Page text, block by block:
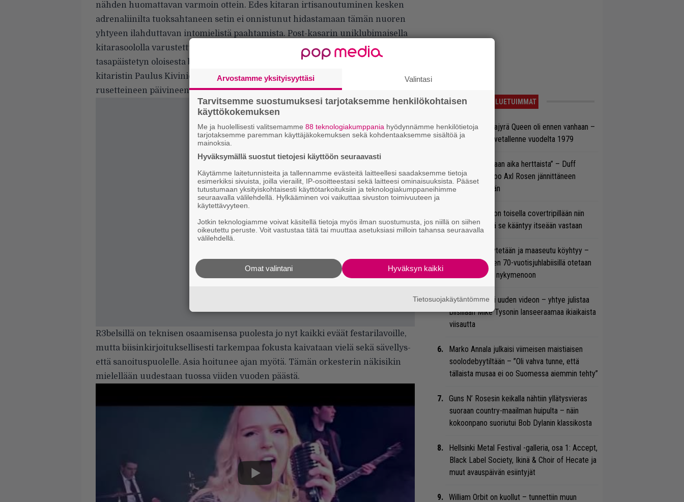
nähden huomattavan varmoin ottein. Edes kitaran irtisanoutuminen kesken
adrenaliinilta tuoksahtaneen setin ei onnistunut hidastamaan tämän nuoren
yhtyeen ilahduttavan intomielistä paahtamista. Post-kasarin uniklubimaisella
kitarasoololla varustettu sinkkubiisi
erottui edukseen muuten hieman
tasapäistetyn oloisesta biisikatraasta. Hilpeyttä herättivät yhtyeen kahden
kitaristin Paulus Kiviniemen ja Jarno Ketolan vastaväriteemaiset asuvalinnat
rusetteineen päivineen.
R3belsillä on teknisen osaamisensa puolesta jo nyt kaikki eväät festarilavoille,
mutta biisinkirjoituksellisesti tarkempaa fokusta kaivataan vielä sekä sävellys-
että sanoituspuolelle. Asia hoitunee ajan myötä. Tämän orkesterin näkisikin
mielellään uudestaan tuossa viiden vuoden päästä.
LUETUIMMAT
Tällainen keikkajyrä Queen oli ennen vanhaan –
katso tulinen livetallenne vuodelta 1979
”Se oli oikeastaan aika herttaista” – Duff
McKagan kertoo Axl Rosen jännittäneen
AC/DC-pestiään
Arvio: Saimaa on toisella covertripillään niin
suvereeni, että se kääntyy itseään vastaan
Työläisiä kyykytetään ja maaseutu köyhtyy –
Tumppi Varosen 70-vuotisjuhlabiisillä otetaan
tiukasti kantaa nykymenoon
Anthrax julkaisi uuden videon – yhtye julistaa
biisillään Mike Tysonin lanseeraamaa ikiaikaista
viisautta
Marko Annala julkaisi viimeisen maistiaisen
soolodebyytiltään – ”Oli vahva tunne, että
tällaista musaa ei oo Suomessa aiemmin tehty”
Guns N’ Rosesin keikalla nähtiin yllätysvieras
suoraan country-maailman huipulta – näin
kokoonpano suoriutui Bob Dylanin klassikosta
Hellsinki Metal Festival -galleria, osa 1: Accept,
Black Label Society, Ikinä & Choir of Hecate ja
muut avauspäivän esiintyjät
William Orbit on kuollut – tunnettiin muun
Arvostamme yksityisyyttäsi Valintasi
Tarvitsemme suostumuksesi tarjotaksemme henkilökohtaisen
käyttökokemuksen
Me ja huolellisesti valitsemamme 88 teknologiakumppania hyödynnämme henkilötietoja
tarjotaksemme paremman käyttäjäkokemuksen sekä kohdentaaksemme sisältöä ja
mainoksia.
Hyväksymällä suostut tietojesi käyttöön seuraavasti
Käytämme laitetunnisteita ja tallennamme evästeitä laitteellesi saadaksemme tietoja
esimerkiksi sivuista, joilla vierailit, IP-osoitteestasi sekä laitteesi ominaisuuksista. Pääset
tutustumaan yksityiskohtaisesti käyttötarkoituksiin ja teknologiakumppaneihimme
seuraavalla välilehdellä. Hylkääminen voi vaikuttaa sivuston toimivuuteen ja
käytettävyyteen.
Jotkin teknologiamme voivat käsitellä tietoja myös ilman suostumusta, jos niillä on siihen
oikeutettu peruste. Voit vastustaa tätä tai muuttaa asetuksiasi milloin tahansa seuraavalla
välilehdellä.
Hyväksyn kaikki
Omat valintani
Tietosuojakäytäntömme